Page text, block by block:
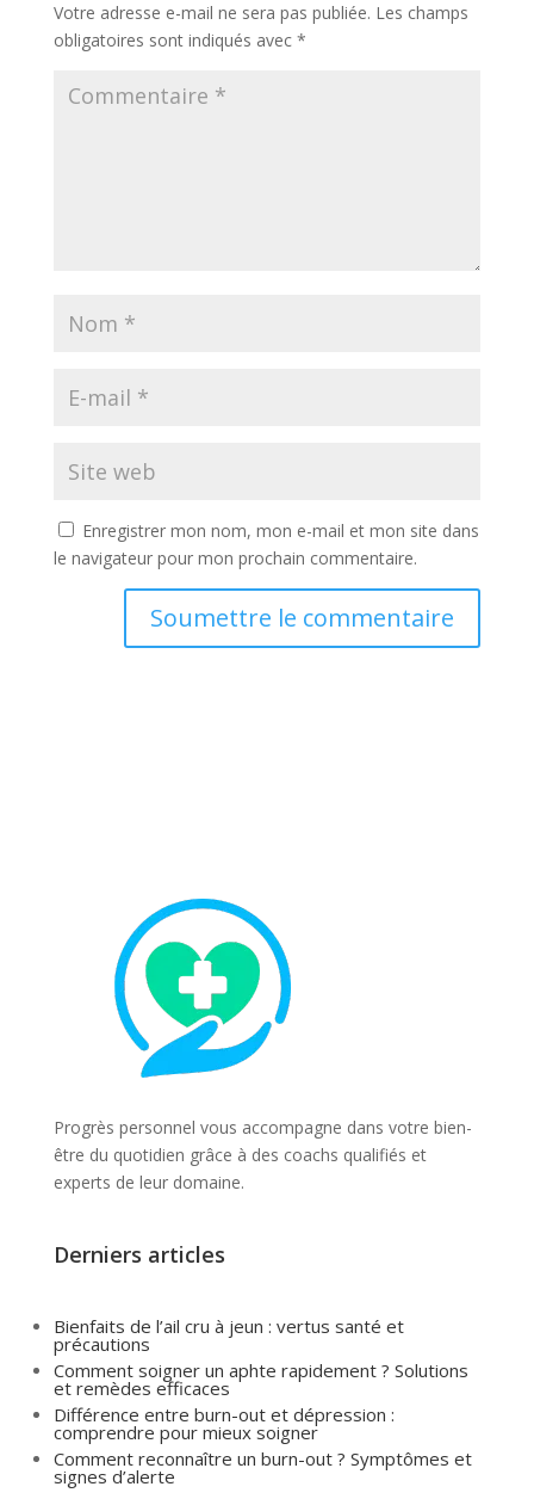
Votre adresse e-mail ne sera pas publiée. Les champs
obligatoires sont indiqués avec *
Enregistrer mon nom, mon e-mail et mon site dans
le navigateur pour mon prochain commentaire.
Soumettre le commentaire
Progrès personnel vous accompagne dans votre bien-
être du quotidien grâce à des coachs qualifiés et
experts de leur domaine.
Derniers articles
Bienfaits de l’ail cru à jeun : vertus santé et
précautions
Comment soigner un aphte rapidement ? Solutions
et remèdes efficaces
Différence entre burn-out et dépression :
comprendre pour mieux soigner
Comment reconnaître un burn-out ? Symptômes et
signes d’alerte